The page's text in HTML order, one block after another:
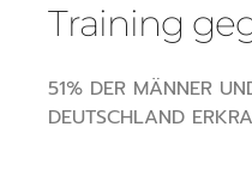
Training
51% DER MÄNNER
DEUTSCHLAND